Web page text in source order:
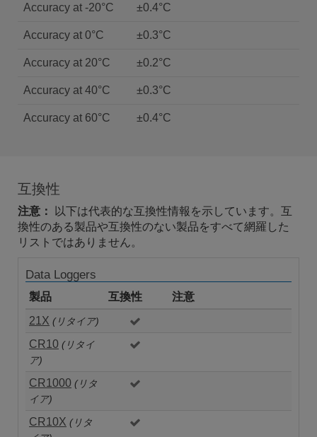
Accuracy at -20°C ±0.4°C
Accuracy at 0°C ±0.3°C
Accuracy at 20°C ±0.2°C
Accuracy at 40°C ±0.3°C
Accuracy at 60°C ±0.4°C
互換性
注意：
以下は代表的な互換性情報を示しています。互
換性のある製品や互換性のない製品をすべて網羅した
リストではありません。
Data Loggers
製品 互換性
注意
21X (リタイア)
CR10 (リタイ
ア)
CR1000 (リタ
イア)
CR10X (リタ